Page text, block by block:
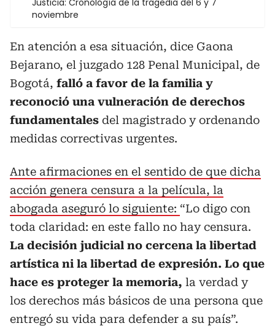
Justicia: Cronología de la tragedia del 6 y 7
noviembre
En atención a esa situación, dice Gaona
Bejarano, el juzgado 128 Penal Municipal, de
Bogotá, falló a favor de la familia y
reconoció una vulneración de derechos
fundamentales del magistrado y ordenando
medidas correctivas urgentes.
Ante afirmaciones en el sentido de que dicha
acción genera censura a la película, la
abogada aseguró lo siguiente: “Lo digo con
toda claridad: en este fallo no hay censura.
La decisión judicial no cercena la libertad
artística ni la libertad de expresión. Lo que
hace es proteger la memoria, la verdad y
los derechos más básicos de una persona que
entregó su vida para defender a su país”.